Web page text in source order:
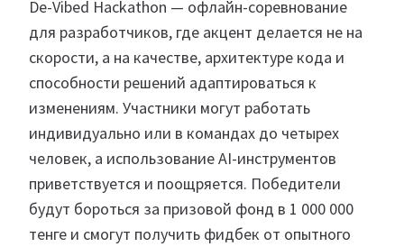
De-Vibed Hackathon — офлайн-соревнование
для разработчиков, где акцент делается не на
скорости, а на качестве, архитектуре кода и
способности решений адаптироваться к
изменениям. Участники могут работать
индивидуально или в командах до четырех
человек, а использование AI-инструментов
приветствуется и поощряется. Победители
будут бороться за призовой фонд в 1 000 000
тенге и смогут получить фидбек от опытного